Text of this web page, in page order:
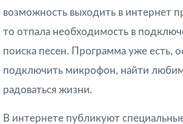
возможность выходить в интернет
то отпала необходимость в
поиска песен. Программа уже есть,
подключить микрофон, найти
радоваться жизни.
В интернете публикуют